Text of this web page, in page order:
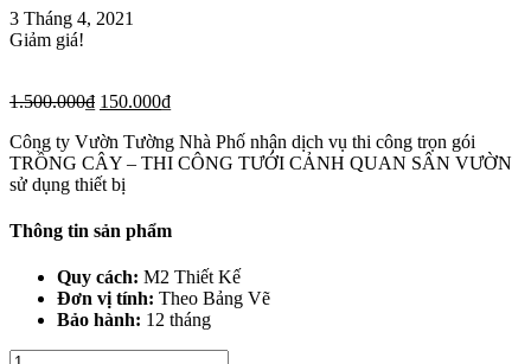
3 Tháng 4, 2021
Giảm giá!
1.500.000₫ 150.000₫
Công ty Vườn Tường Nhà Phố nhận dịch vụ thi công trọn gói
TRỒNG CÂY – THI CÔNG TƯỚI CẢNH QUAN SÂN VƯỜN
sử dụng thiết bị
Thông tin sản phẩm
Quy cách: M2 Thiết Kế
Đơn vị tính: Theo Bảng Vẽ
Bảo hành: 12 tháng
THI